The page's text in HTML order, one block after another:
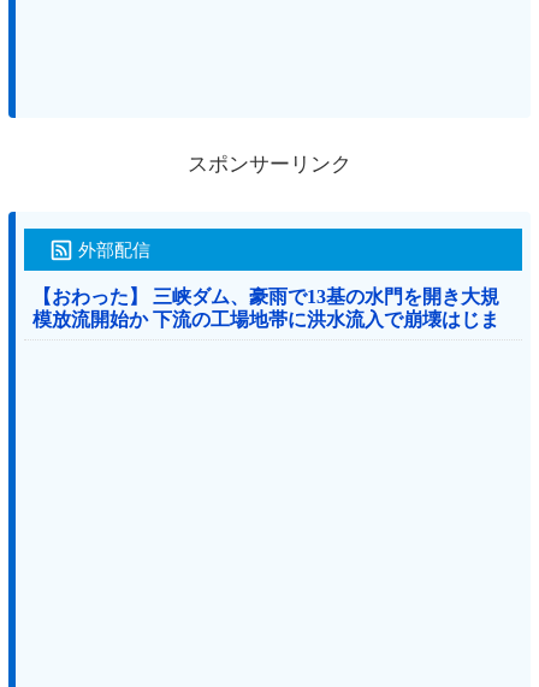
スポンサーリンク
外部配信
【おわった】 三峡ダム、豪雨で13基の水門を開き大規
模放流開始か 下流の工場地帯に洪水流入で崩壊はじま
る